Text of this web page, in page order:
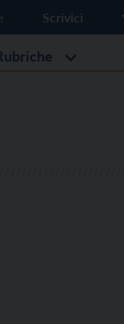
Scrivici